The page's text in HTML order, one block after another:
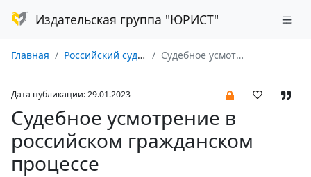
Издательская группа "ЮРИСТ"
Главная Российский судья № 02/2023 Судебное усмотрение в российском гражданском процессе
Дата публикации: 29.01.2023
Судебное усмотрение в
российском гражданском
процессе